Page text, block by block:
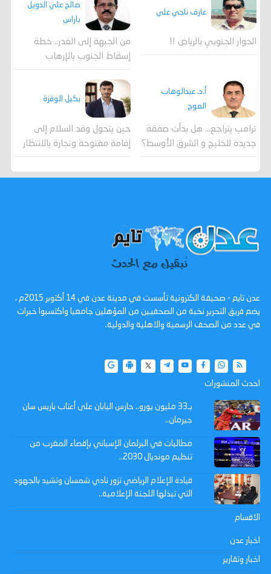
عارف ناجي علي
الحوار الجنوبي بالرياض !!
صالح علي الدويل
باراس
من الجبهة إلى الغدر.. خطة
إسقاط الجنوب بالإرهاب
أ.د. عبدالوهاب
العوج
ترامب يتراجع... هل بدأت صفقة
جديدة للخليج و الشرق الأوسط؟
بكيل الوقزة
حين يتحول وفد السلام إلى
إقامة مفتوحة وتجارة بالانتظار
عدن تايم - صحيفة الكترونية تأسست في مدينة عدن في 14 أكتوبر 2015م ،
يضم فريق التحرير نخبة من الصحفيين من المؤهلين جامعيا واكتسبوا خبرات
في عدد من الصحف الرسمية والاهلية والدولية.
احدث المنشورات
بـ33 مليون يورو.. حارس اليابان على أعتاب باريس سان
جيرمان..
مطالبات في البرلمان الإسباني بإقصاء المغرب من
تنظيم مونديال 2030..
قيادة الإعلام الرياضي تزور نادي شمسان وتشيد بالجهود
التي تبذلها اللجنة الإعلامية..
الاقسام
اخبار عدن
اخبار وتقارير